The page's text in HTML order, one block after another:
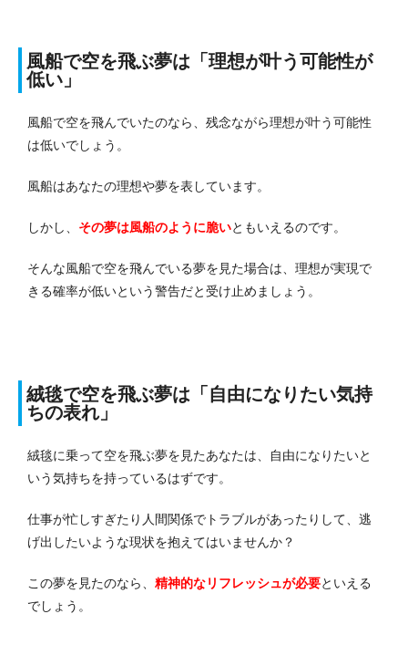
風船で空を飛ぶ夢は「理想が叶う可能性が
低い」
風船で空を飛んでいたのなら、残念ながら理想が叶う可能性
は低いでしょう。
風船はあなたの理想や夢を表しています。
しかし、 その夢は風船のように脆いともいえるのです。
そんな風船で空を飛んでいる夢を見た場合は、理想が実現で
きる確率が低いという警告だと受け止めましょう。
絨毯で空を飛ぶ夢は「自由になりたい気持
ちの表れ」
絨毯に乗って空を飛ぶ夢を見たあなたは、自由になりたいと
いう気持ちを持っているはずです。
仕事が忙しすぎたり人間関係でトラブルがあったりして、逃
げ出したいような現状を抱えてはいませんか？
この夢を見たのなら、 精神的なリフレッシュが必要といえる
でしょう。